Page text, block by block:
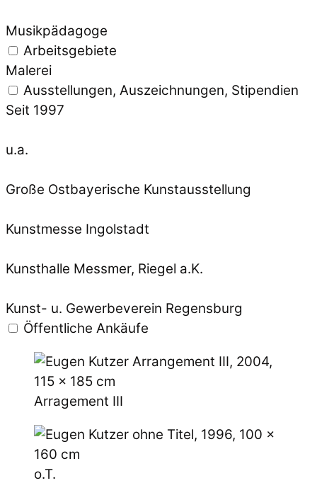
Musikpädagoge
Arbeitsgebiete
Malerei
Ausstellungen, Auszeichnungen, Stipendien
Seit 1997
u.a.
Große Ostbayerische Kunstausstellung
Kunstmesse Ingolstadt
Kunsthalle Messmer, Riegel a.K.
Kunst- u. Gewerbeverein Regensburg
Öffentliche Ankäufe
Arragement III
o.T.